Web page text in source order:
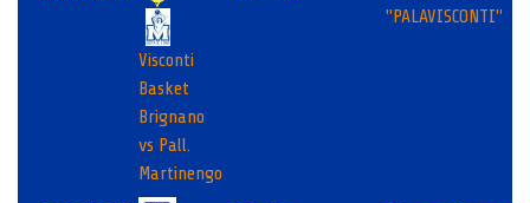
Visconti
Basket
Brignano
vs Pall.
Martinengo
"PALAVISCONTI"